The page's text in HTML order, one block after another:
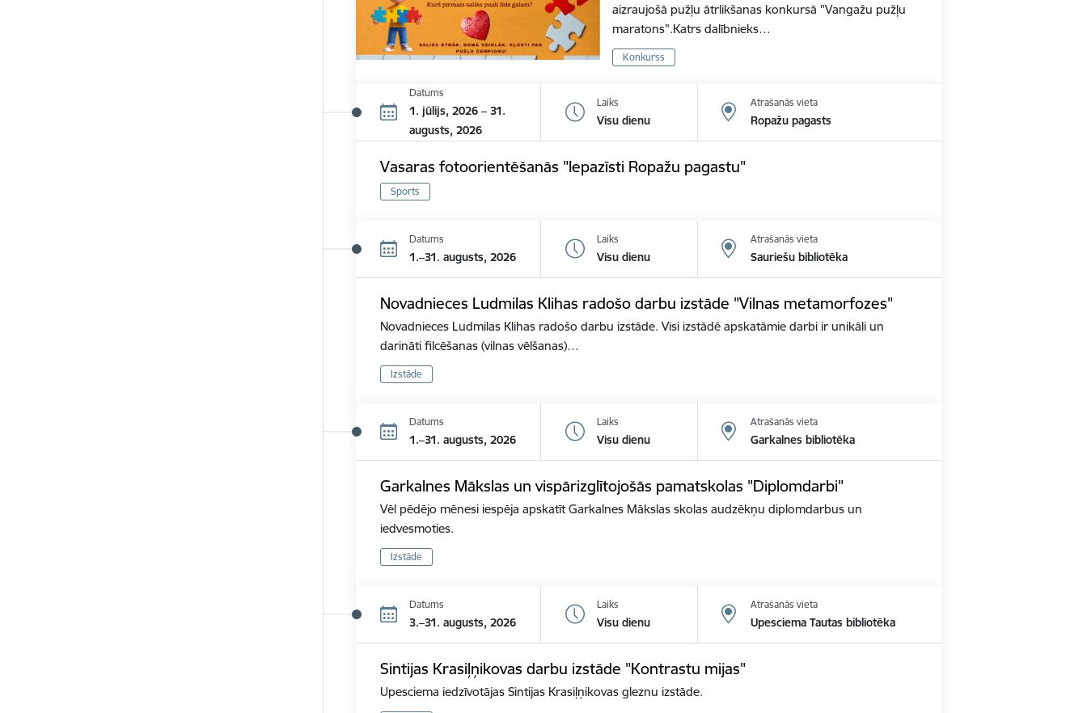
aizraujošā pužļu ātrlikšanas konkursā "Vangažu pužļu
maratons".Katrs dalībnieks…
Konkurss
Datums
1. jūlijs, 2026 – 31.
augusts, 2026
Laiks
Visu dienu
Atrašanās vieta
Ropažu pagasts
Vasaras fotoorientēšanās "Iepazīsti Ropažu pagastu"
Sports
Datums
1.–31. augusts, 2026
Laiks
Visu dienu
Atrašanās vieta
Sauriešu bibliotēka
Novadnieces Ludmilas Klihas radošo darbu izstāde "Vilnas metamorfozes"
Novadnieces Ludmilas Klihas radošo darbu izstāde. Visi izstādē apskatāmie darbi ir unikāli un
darināti filcēšanas (vilnas vēlšanas)…
Izstāde
Datums
1.–31. augusts, 2026
Laiks
Visu dienu
Atrašanās vieta
Garkalnes bibliotēka
Garkalnes Mākslas un vispārizglītojošās pamatskolas "Diplomdarbi"
Vēl pēdējo mēnesi iespēja apskatīt Garkalnes Mākslas skolas audzēkņu diplomdarbus un
iedvesmoties.
Izstāde
Datums
3.–31. augusts, 2026
Laiks
Visu dienu
Atrašanās vieta
Upesciema Tautas bibliotēka
Sintijas Krasiļņikovas darbu izstāde "Kontrastu mijas"
Upesciema iedzīvotājas Sintijas Krasiļņikovas gleznu izstāde.